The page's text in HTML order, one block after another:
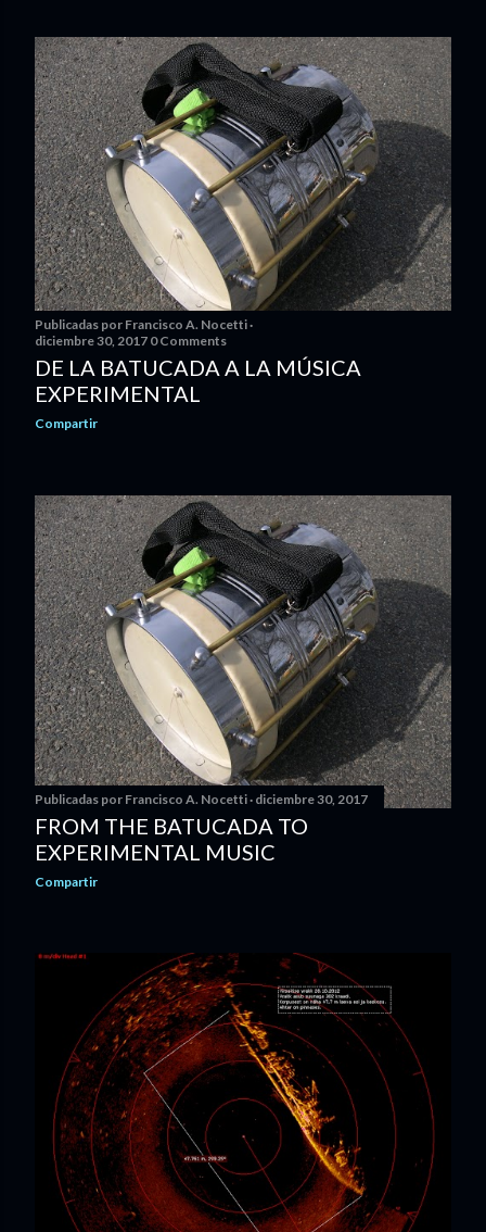
Publicadas por Francisco A. Nocetti
diciembre 30, 2017 0 Comments
DE LA BATUCADA A LA MÚSICA
EXPERIMENTAL
Compartir
Publicadas por Francisco A. Nocetti diciembre 30, 2017
FROM THE BATUCADA TO
EXPERIMENTAL MUSIC
Compartir